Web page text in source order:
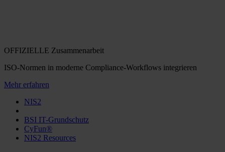
OFFIZIELLE Zusammenarbeit
ISO-Normen in moderne Compliance-Workflows integrieren
Mehr erfahren
NIS2
BSI IT-Grundschutz
CyFun®
NIS2 Resources